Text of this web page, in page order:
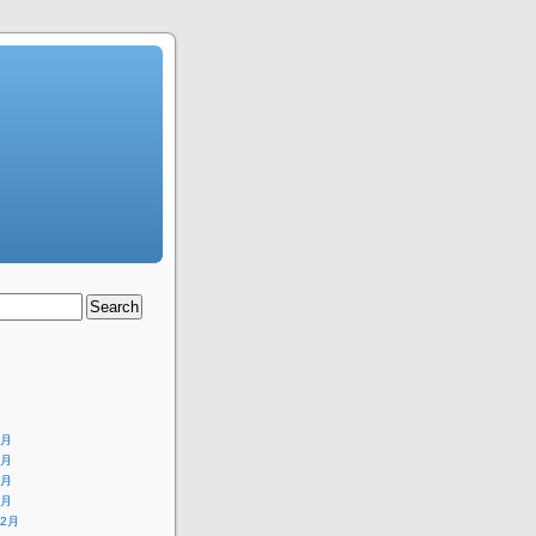
月